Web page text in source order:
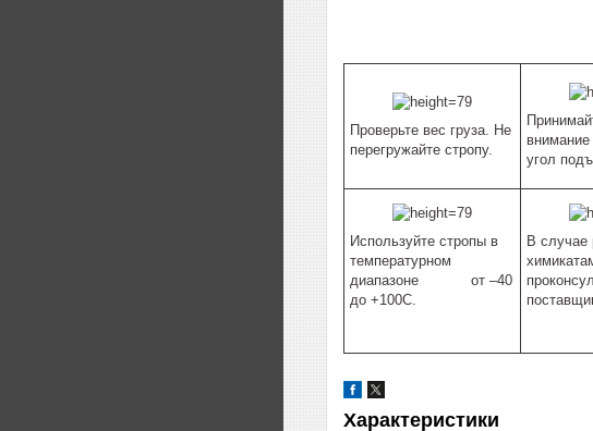
Проверьте вес груза. Не
перегружайте стропу.
угол
Используйте стропы в
температурном
диапазоне от –40
до +100С.
В случае
Характеристики